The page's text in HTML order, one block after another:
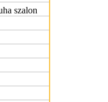
szalon